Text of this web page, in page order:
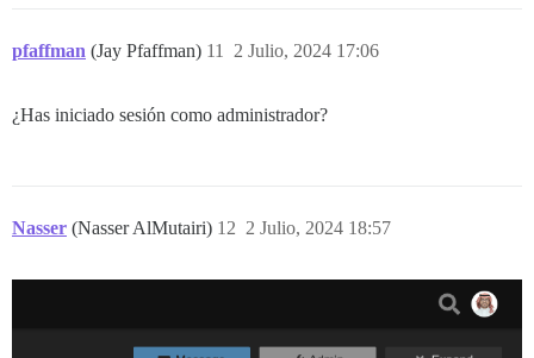
pfaffman (Jay Pfaffman) 2 Julio, 2024 17:06
11
¿Has iniciado sesión como administrador?
Nasser (Nasser AlMutairi) 2 Julio, 2024 18:57
12